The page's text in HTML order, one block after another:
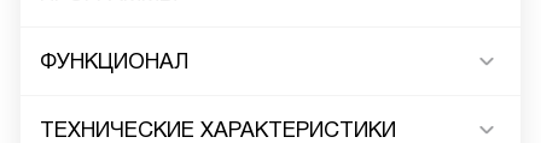
ФУНКЦИОНАЛ
ТЕХНИЧЕСКИЕ ХАРАКТЕРИСТИКИ